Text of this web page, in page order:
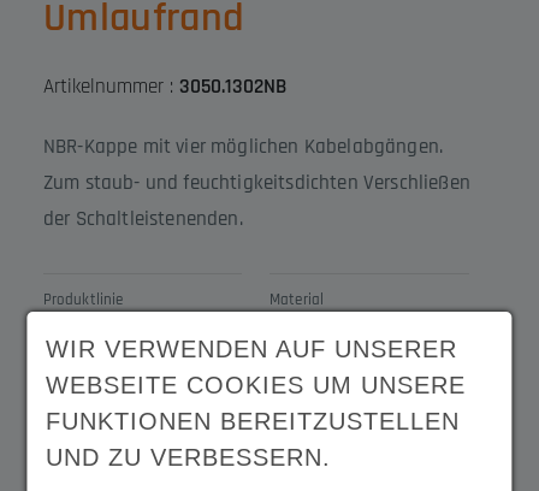
Umlaufrand
Artikelnummer : 3050.1302NB
NBR-Kappe mit vier möglichen Kabelabgängen.
Zum staub- und feuchtigkeitsdichten Verschließen
der Schaltleistenenden.
Produktlinie Material
Produktvarianten
WIR VERWENDEN AUF UNSERER
WEBSEITE COOKIES UM UNSERE
FUNKTIONEN BEREITZUSTELLEN
UND ZU VERBESSERN.